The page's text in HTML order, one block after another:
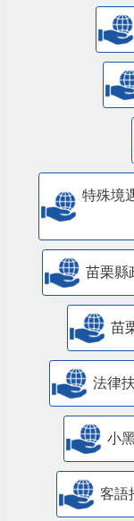
特殊境
苗栗縣
苗
法律
小
客語